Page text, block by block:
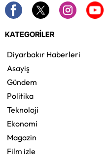
KATEGORİLER
Diyarbakır Haberleri
Asayiş
Gündem
Politika
Teknoloji
Ekonomi
Magazin
Film izle